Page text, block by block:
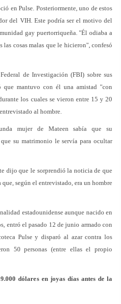
en Pulse. Posteriormente, uno de estos
del VIH. Este podría ser el motivo del
gay puertorriqueña. "Él odiaba a
cosas malas que le hicieron", confesó
de Investigación (FBI) sobre sus
que mantuvo con él una amistad "con
los cuales se vieron entre 15 y 20
al hombre.
mujer de Mateen sabía que su
su matrimonio le servía para ocultar
dijo que le sorprendió la noticia de que
que, según el entrevistado, era un hombre
estadounidense aunque nacido en
entró el pasado 12 de junio armado con
Pulse y disparó al azar contra los
50 personas (entre ellas el propio
dólares en joyas días antes de la